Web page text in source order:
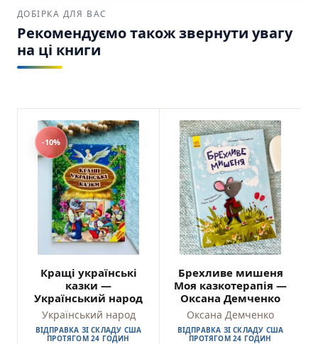
ДОБІРКА ДЛЯ ВАС
Рекомендуємо також звернути увагу
на ці книги
-10%
Кращі українські
казки —
Український народ
Український народ
ВІДПРАВКА ЗІ СКЛАДУ США
ПРОТЯГОМ 24 ГОДИН
Брехливе мишеня
Моя казкотерапія —
Оксана Демченко
Оксана Демченко
ВІДПРАВКА ЗІ СКЛАДУ США
ПРОТЯГОМ 24 ГОДИН